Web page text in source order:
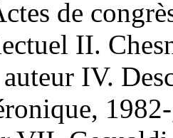
de
II.
IV.